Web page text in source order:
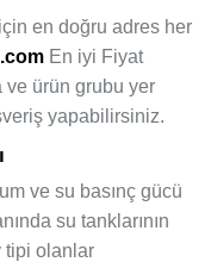
en doğru adres her
En iyi Fiyat
ve ürün grubu yer
yapabilirsiniz.
ve su basınç gücü
su tanklarının
tipi olanlar